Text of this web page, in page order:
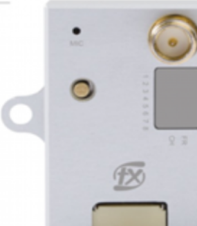
CONSTRUCCION, PUZZLES
Y COLECCIÓN
ELECTRÓNICOS